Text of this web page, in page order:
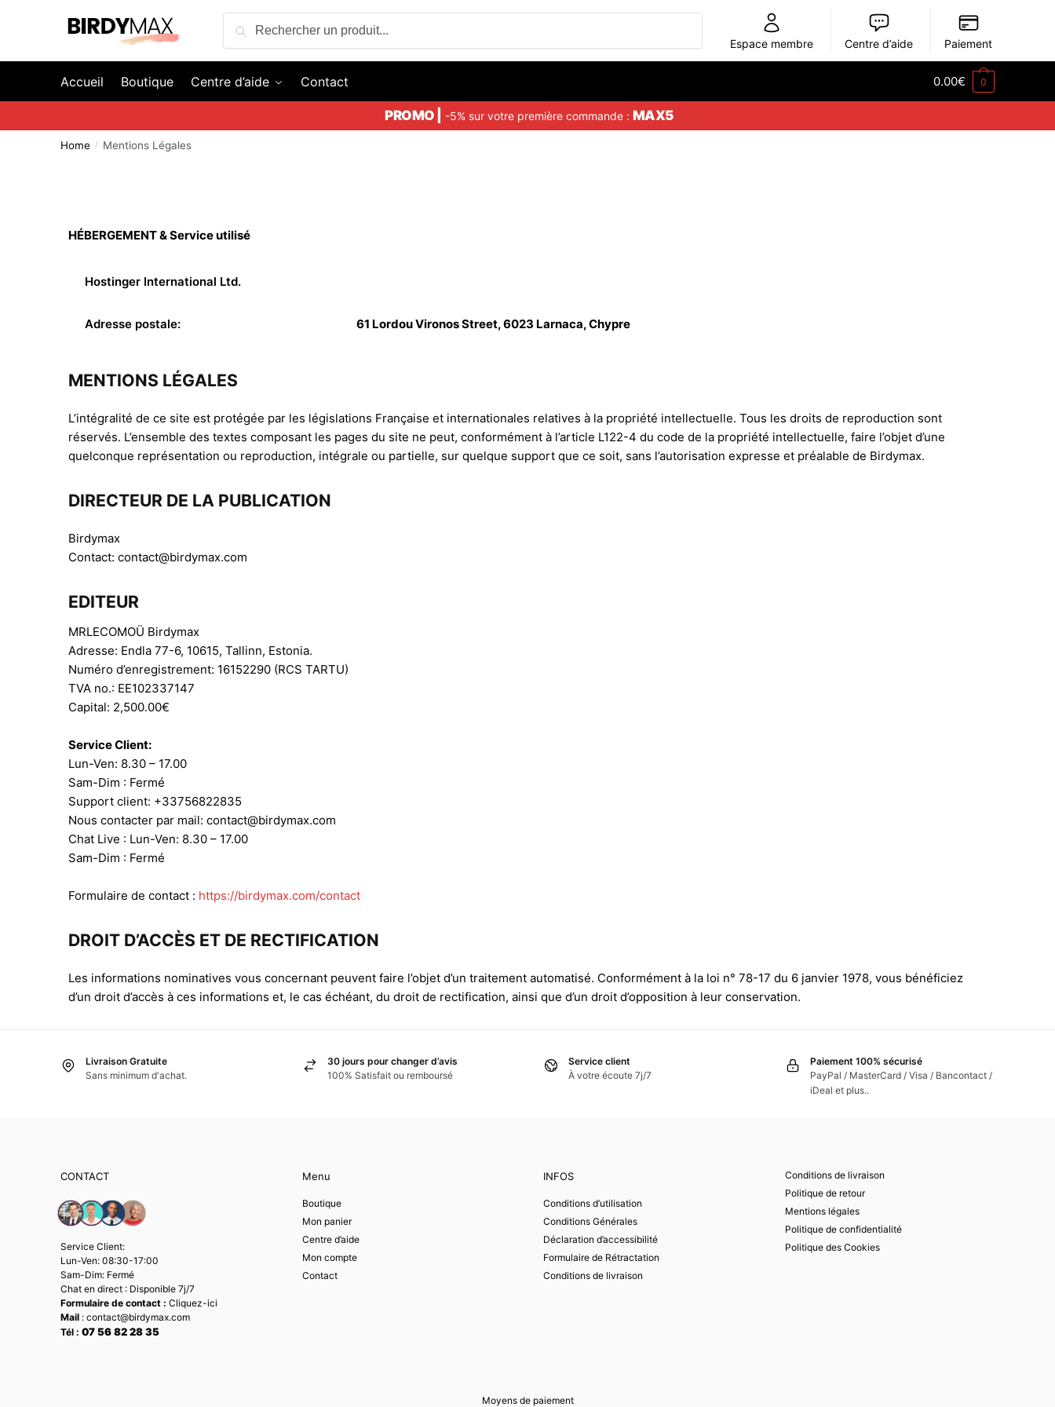
Search
Espace membre
Centre d’aide Paiement
Accueil Boutique Centre d’aide Contact 0.00€ 0
PROMO | -5% sur votre première commande : MAX5
Home / Mentions Légales
HÉBERGEMENT & Service utilisé
Hostinger International Ltd.
Adresse postale: 61 Lordou Vironos Street, 6023 Larnaca, Chypre
MENTIONS LÉGALES
L’intégralité de ce site est protégée par les législations Française et internationales relatives à la propriété intellectuelle. Tous les droits de reproduction sont
réservés. L’ensemble des textes composant les pages du site ne peut, conformément à l’article L122-4 du code de la propriété intellectuelle, faire l’objet d’une
quelconque représentation ou reproduction, intégrale ou partielle, sur quelque support que ce soit, sans l’autorisation expresse et préalable de Birdymax.
DIRECTEUR DE LA PUBLICATION
Birdymax
Contact: contact@birdymax.com
EDITEUR
MRLECOMOÜ Birdymax
Adresse: Endla 77-6, 10615, Tallinn, Estonia.
Numéro d’enregistrement: 16152290 (RCS TARTU)
TVA no.: EE102337147
Capital: 2,500.00€
Service Client:
Lun-Ven: 8.30 – 17.00
Sam-Dim : Fermé
Support client: +33756822835
Nous contacter par mail: contact@birdymax.com
Chat Live : Lun-Ven: 8.30 – 17.00
Sam-Dim : Fermé
Formulaire de contact : https://birdymax.com/contact
DROIT D’ACCÈS ET DE RECTIFICATION
Les informations nominatives vous concernant peuvent faire l’objet d’un traitement automatisé. Conformément à la loi n° 78-17 du 6 janvier 1978, vous bénéficiez
d’un droit d’accès à ces informations et, le cas échéant, du droit de rectification, ainsi que d’un droit d’opposition à leur conservation.
Livraison Gratuite
Sans minimum d'achat.
30 jours pour changer d’avis
100% Satisfait ou remboursé
Service client
À votre écoute 7j/7
Paiement 100% sécurisé
PayPal / MasterCard / Visa / Bancontact /
iDeal et plus..
CONTACT
Service Client:
Lun-Ven: 08:30-17:00
Sam-Dim: Fermé
Chat en direct : Disponible 7j/7
Formulaire de contact : Cliquez-ici
Mail : contact@birdymax.com
Tél : 07 56 82 28 35
Menu
Boutique
Mon panier
Centre d’aide
Mon compte
Contact
INFOS
Conditions d’utilisation
Conditions Générales
Déclaration d’accessibilité
Formulaire de Rétractation
Conditions de livraison
Conditions de livraison
Politique de retour
Mentions légales
Politique de confidentialité
Politique des Cookies
Moyens de paiement